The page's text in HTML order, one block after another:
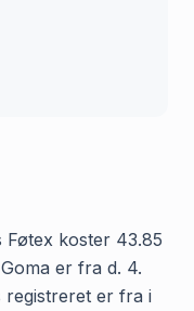
koster 43.85
er fra d. 4.
registreret er fra i